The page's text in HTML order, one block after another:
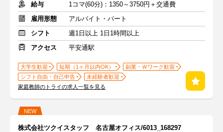
給与
1コマ(60分)：1350～3750円＋交通費
雇用形態
アルバイト・パート
シフト
週1日以上 1日1時間以上
アクセス
平安通駅
大学生歓迎 短期（1ヶ月以内OK）
副業・Ｗワーク歓迎
シフト自由・自己申告
未経験者歓迎
家庭教師のトライの求人一覧を見る
NEW
株式会社ツクイスタッフ 名古屋オフィス/6013_168297